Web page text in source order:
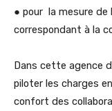
● pour la mesure de
correspondant à la
Dans cette agence
piloter les charges
confort des